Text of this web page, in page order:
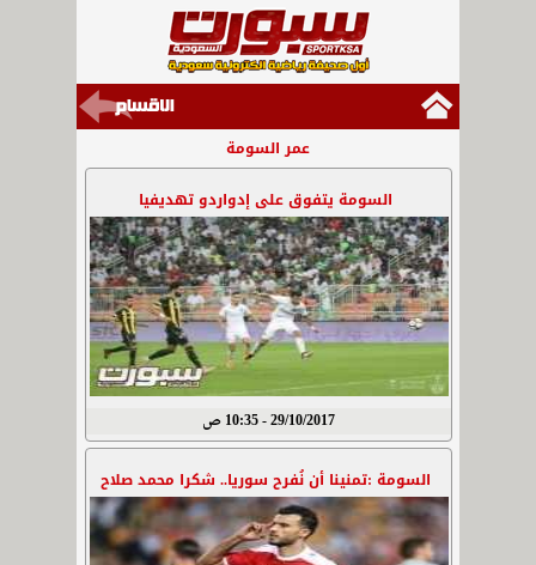
عمر السومة
السومة يتفوق على إدواردو تهديفيا
29/10/2017 - 10:35 ص
السومة :تمنينا أن نُفرح سوريا.. شكرا محمد صلاح